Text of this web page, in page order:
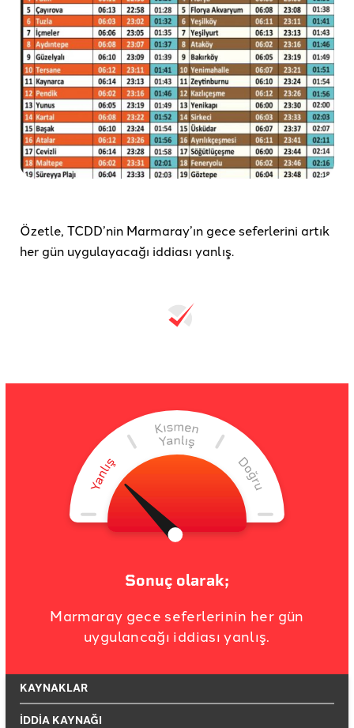
Özetle, TCDD’nin Marmaray’ın gece seferlerini artık
her gün uygulayacağı iddiası yanlış.
Sonuç olarak;
Marmaray gece seferlerinin her gün
uygulancağı iddiası yanlış.
KAYNAKLAR
İDDİA KAYNAĞI